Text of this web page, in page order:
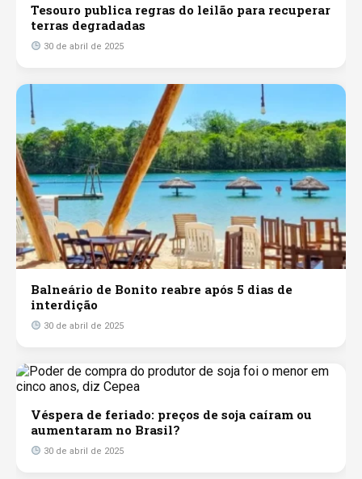
Tesouro publica regras do leilão para recuperar
terras degradadas
30 de abril de 2025
Balneário de Bonito reabre após 5 dias de
interdição
30 de abril de 2025
Véspera de feriado: preços de soja caíram ou
aumentaram no Brasil?
30 de abril de 2025